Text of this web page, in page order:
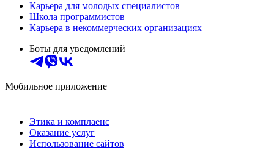
Карьера для молодых специалистов
Школа программистов
Карьера в некоммерческих организациях
Боты для уведомлений
Мобильное приложение
Этика и комплаенс
Оказание услуг
Использование сайтов